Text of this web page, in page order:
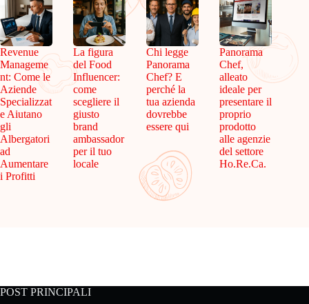
Revenue
Manageme
nt: Come le
Aziende
Specializzat
e Aiutano
gli
Albergatori
ad
Aumentare
i Profitti
La figura
del Food
Influencer:
come
scegliere il
giusto
brand
ambassador
per il tuo
locale
Chi legge
Panorama
Chef? E
perché la
tua azienda
dovrebbe
essere qui
Panorama
Chef,
alleato
ideale per
presentare il
proprio
prodotto
alle agenzie
del settore
Ho.Re.Ca.
POST PRINCIPALI